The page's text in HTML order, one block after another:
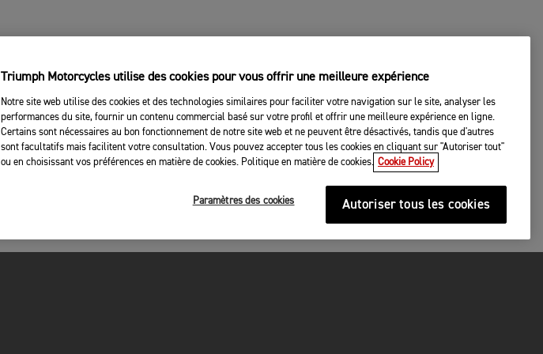
Triumph Motorcycles utilise des cookies pour vous offrir une meilleure expérience
Notre site web utilise des cookies et des technologies similaires pour faciliter votre navigation sur le site, analyser les
performances du site, fournir un contenu commercial basé sur votre profil et offrir une meilleure expérience en ligne.
Certains sont nécessaires au bon fonctionnement de notre site web et ne peuvent être désactivés, tandis que d'autres
sont facultatifs mais facilitent votre consultation. Vous pouvez accepter tous les cookies en cliquant sur "Autoriser tout"
ou en choisissant vos préférences en matière de cookies. Politique en matière de cookies. Cookie Policy
Paramètres des cookies Autoriser tous les cookies